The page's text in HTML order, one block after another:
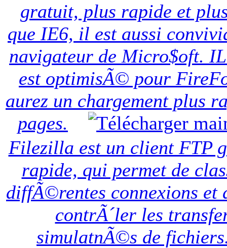
gratuit, plus rapide et
que IE6, il est aussi
navigateur de Micro$oft.
est optimisÃ© pour
aurez un chargement plus
pages.
Filezilla est un client FTP
rapide, qui permet de
diffÃ©rentes connexions et
contrÃ´ler les
simulatnÃ©s de